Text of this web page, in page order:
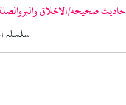
صحيحه/الاخلاق والبروالصلة/
سلسلہ